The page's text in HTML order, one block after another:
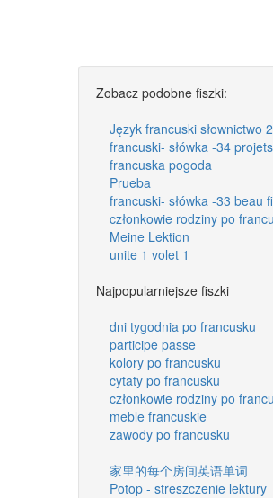
Zobacz podobne fiszki:
Język francuski słownictwo 2
francuski- słówka -34
francuska pogoda
Prueba
francuski- słówka -33 beau
członkowie rodziny po
Meine Lektion
unite 1 volet 1
Najpopularniejsze fiszki
dni tygodnia po francusku
participe passe
kolory po francusku
cytaty po francusku
członkowie rodziny po
meble francuskie
zawody po francusku
家里的每个房间英语单词
Potop - streszczenie lektury